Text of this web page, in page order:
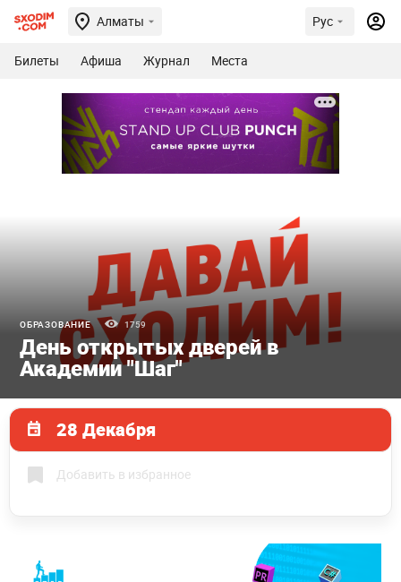
Алматы Рус
Билеты Афиша Журнал Места
ОБРАЗОВАНИЕ 1759
День открытых дверей в
Академии "Шаг"
28 Декабря
Добавить в избранное